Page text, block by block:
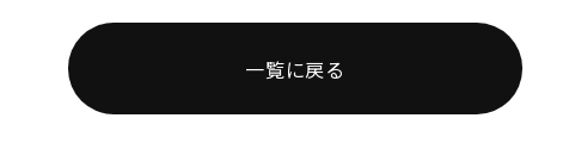
一覧に戻る